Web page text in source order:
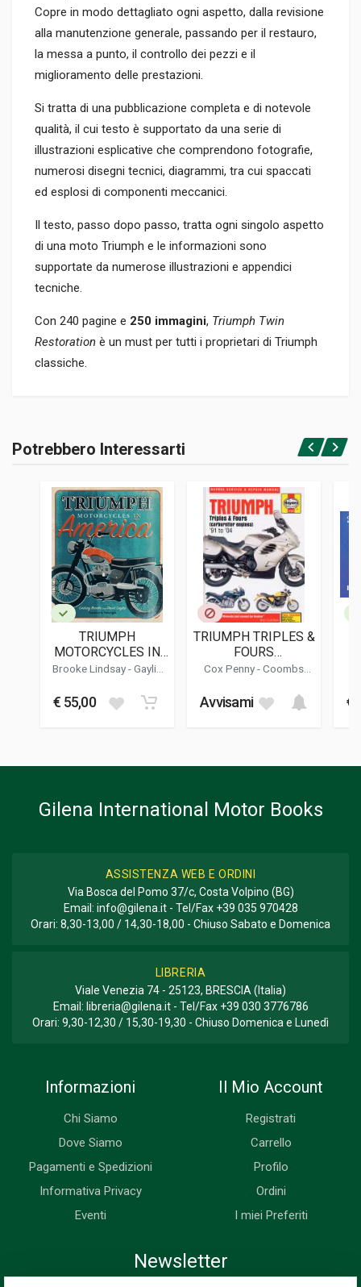
Copre in modo dettagliato ogni aspetto, dalla revisione
alla manutenzione generale, passando per il restauro,
la messa a punto, il controllo dei pezzi e il
miglioramento delle prestazioni.
Si tratta di una pubblicazione completa e di notevole
qualità, il cui testo è supportato da una serie di
illustrazioni esplicative che comprendono fotografie,
numerosi disegni tecnici, diagrammi, tra cui spaccati
ed esplosi di componenti meccanici.
Il testo, passo dopo passo, tratta ogni singolo aspetto
di una moto Triumph e le informazioni sono
supportate da numerose illustrazioni e appendici
tecniche.
Con 240 pagine e 250 immagini, Triumph Twin
Restoration è un must per tutti i proprietari di Triumph
classiche.
Brossura
9780957066540
Andover Norton Internationa
LINGUA DEL TESTO
DATA DI STAMPA
10/2012
GENERE O COLLANA
Accedi o registrati
Potrebbero Interessarti
TRIUMPH
MOTORCYCLES IN
AMERICA
Brooke Lindsay- Gaylin
€ 55,00
TRIUMPH TRIPLES &
FOURS
(CARBURETTOR
Cox Penny-Coombs
Avvisami €
Gilena International Motor Books
ASSISTENZA WEB E ORDINI
Via Bosca del Pomo 37/c, Costa Volpino (BG)
Email: info@gilena.it- Tel/Fax +39 035 970428
Orari: 8,30-13,00 / 14,30-18,00 - Chiuso Sabato e Domenica
LIBRERIA
Viale Venezia 74 - 25123, BRESCIA (Italia)
Email: libreria@gilena.it- Tel/Fax +39 030 3776786
Orari: 9,30-12,30 / 15,30-19,30 - Chiuso Domenica e Lunedì
Informazioni
Chi Siamo
Dove Siamo
Pagamenti e Spedizioni
Informativa Privacy
Eventi
Il Mio Account
Registrati
Carrello
Profilo
Ordini
I miei Preferiti
Newsletter